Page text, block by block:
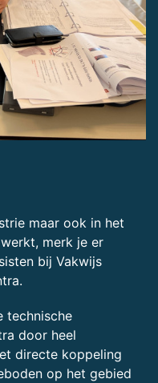
maar ook in het
merk je er
bij Vakwijs
technische
door heel
directe koppeling
op het gebied